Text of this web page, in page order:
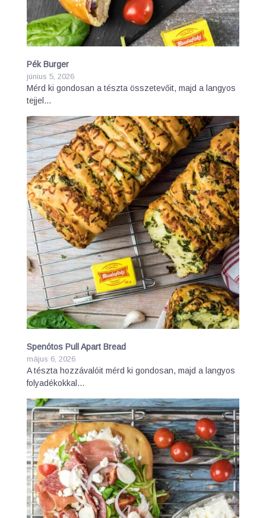
Pék Burger
június 5, 2026
Mérd ki gondosan a tészta összetevőit, majd a langyos
tejjel…
Spenótos Pull Apart Bread
május 6, 2026
A tészta hozzávalóit mérd ki gondosan, majd a langyos
folyadékokkal…